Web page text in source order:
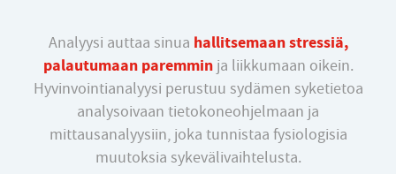
Analyysi auttaa sinua hallitsemaan stressiä,
palautumaan paremminja liikkumaan oikein.
Hyvinvointianalyysi perustuu sydämen syketietoa
analysoivaan tietokoneohjelmaan ja
mittausanalyysiin, joka tunnistaa fysiologisia
muutoksia sykevälivaihtelusta.